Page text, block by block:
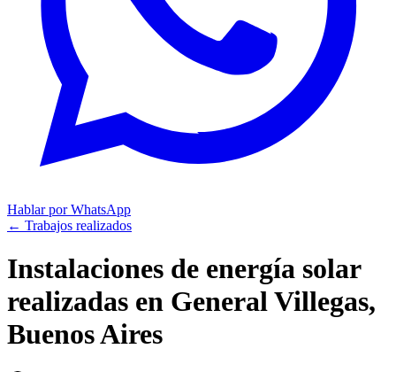
Hablar por WhatsApp
← Trabajos realizados
Instalaciones de energía solar
realizadas en General Villegas,
Buenos Aires